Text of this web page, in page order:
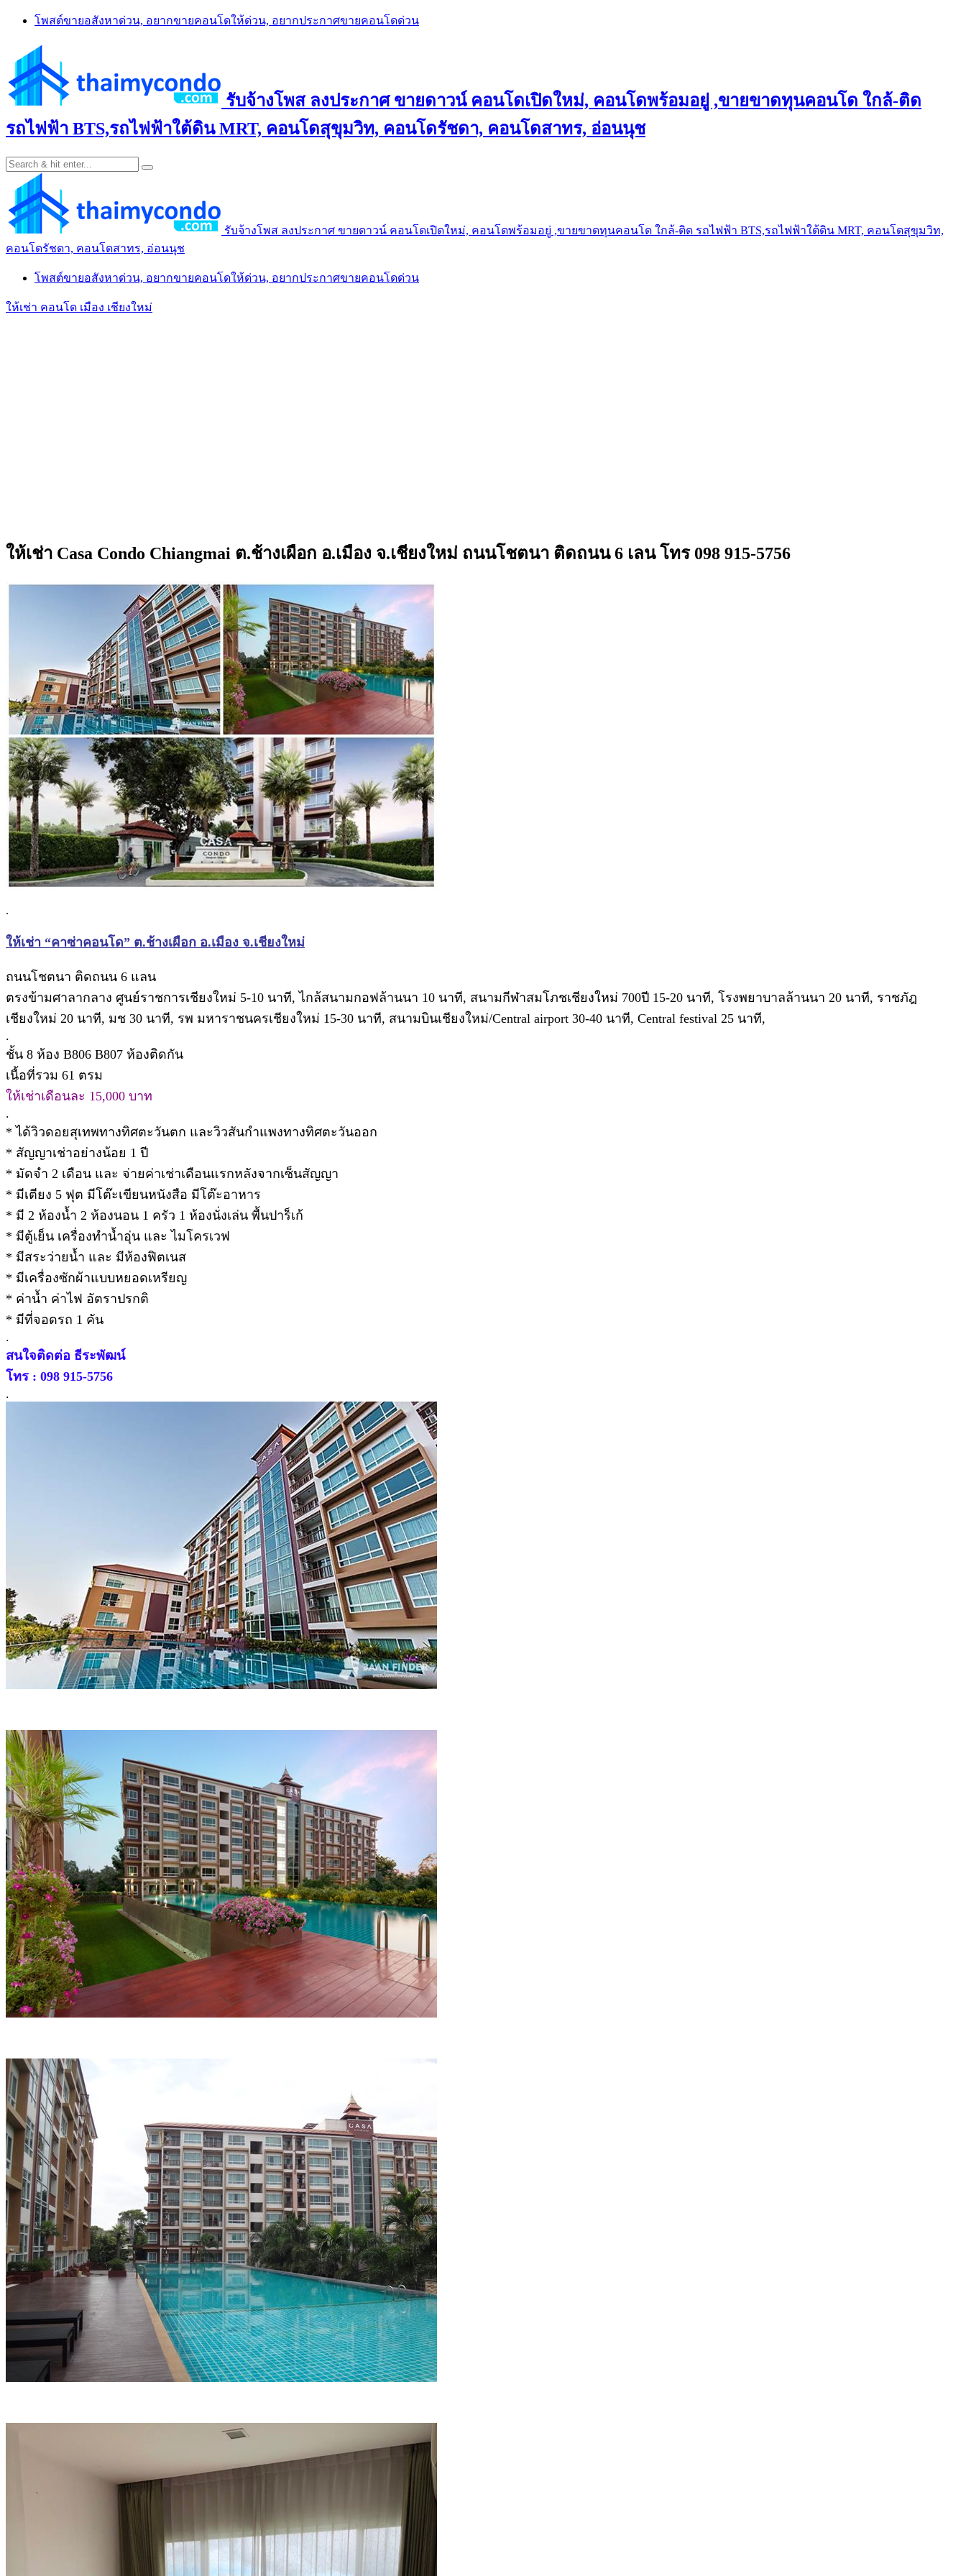
Skip
โพสต์ขายอสังหาด่วน, อยากขายคอนโดให้ด่วน, อยากประกาศขายคอนโดด่วน
รับจ้างโพส ลงประกาศ ขายดาวน์ คอนโดเปิดใหม่, คอนโดพร้อมอยู่ ,ขายขาดทุนคอนโด ใกล้-ติด
รถไฟฟ้า BTS,รถไฟฟ้าใต้ดิน MRT, คอนโดสุขุมวิท, คอนโดรัชดา, คอนโดสาทร, อ่อนนุช
รับจ้างโพส ลงประกาศ ขายดาวน์ คอนโดเปิดใหม่, คอนโดพร้อมอยู่ ,ขายขาดทุนคอนโด ใกล้-ติด รถไฟฟ้า BTS,รถไฟฟ้าใต้ดิน MRT, คอนโดสุขุมวิท,
คอนโดรัชดา, คอนโดสาทร, อ่อนนุช
โพสต์ขายอสังหาด่วน, อยากขายคอนโดให้ด่วน, อยากประกาศขายคอนโดด่วน
ให้เช่า คอนโด เมือง เชียงใหม่
ให้เช่า Casa Condo Chiangmai ต.ช้างเผือก อ.เมือง จ.เชียงใหม่ ถนนโชตนา ติดถนน 6 เลน โทร 098 915-5756
.
ให้เช่า “คาซ่าคอนโด” ต.ช้างเผือก อ.เมือง จ.เชียงใหม่
ถนนโชตนา ติดถนน 6 แลน
ตรงข้ามศาลากลาง ศูนย์ราชการเชียงใหม่ 5-10 นาที, ไกล้สนามกอฟล้านนา 10 นาที, สนามกีฬาสมโภชเชียงใหม่ 700ปี 15-20 นาที, โรงพยาบาลล้านนา 20 นาที, ราชภัฎ
เชียงใหม่ 20 นาที, มช 30 นาที, รพ มหาราชนครเชียงใหม่ 15-30 นาที, สนามบินเชียงใหม่/Central airport 30-40 นาที, Central festival 25 นาที,
.
ชั้น 8 ห้อง B806 B807 ห้องติดกัน
เนื้อที่รวม 61 ตรม
ให้เช่าเดือนละ 15,000 บาท
.
* ได้วิวดอยสุเทพทางทิศตะวันตก และวิวสันกำแพงทางทิศตะวันออก
* สัญญาเช่าอย่างน้อย 1 ปี
* มัดจำ 2 เดือน และ จ่ายค่าเช่าเดือนแรกหลังจากเซ็นสัญญา
* มีเตียง 5 ฟุต มีโต๊ะเขียนหนังสือ มีโต๊ะอาหาร
* มี 2 ห้องน้ำ 2 ห้องนอน 1 ครัว 1 ห้องนั่งเล่น พื้นปาร็เก้
* มีตู้เย็น เครื่องทำน้ำอุ่น และ ไมโครเวฟ
* มีสระว่ายน้ำ และ มีห้องฟิตเนส
* มีเครื่องซักผ้าแบบหยอดเหรียญ
* ค่าน้ำ ค่าไฟ อัตราปรกติ
* มีที่จอดรถ 1 คัน
.
สนใจติดต่อ ธีระพัฒน์
โทร : 098 915-5756
.